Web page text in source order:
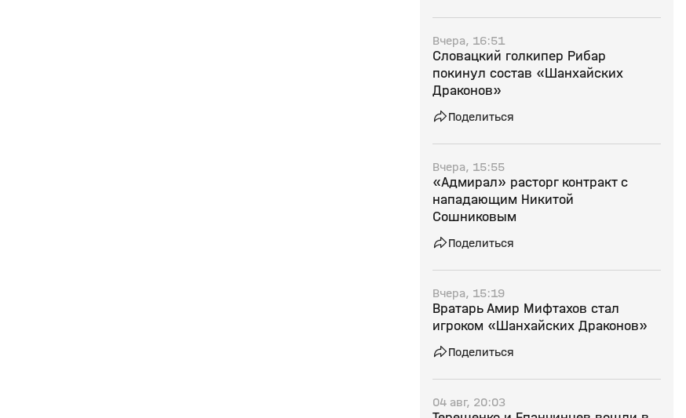
Вчера, 16:51
Словацкий голкипер Рибар
покинул состав «Шанхайских
Драконов»
Поделиться
Вчера, 15:55
«Адмирал» расторг контракт с
нападающим Никитой
Сошниковым
Поделиться
Вчера, 15:19
Вратарь Амир Мифтахов стал
игроком «Шанхайских Драконов»
Поделиться
04 авг, 20:03